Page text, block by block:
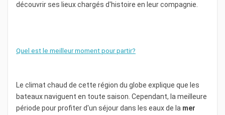
découvrir ses lieux chargés d'histoire en leur compagnie.
Quel est le meilleur moment pour partir?
Le climat chaud de cette région du globe explique que les
bateaux naviguent en toute saison. Cependant, la meilleure
période pour profiter d'un séjour dans les eaux de la mer